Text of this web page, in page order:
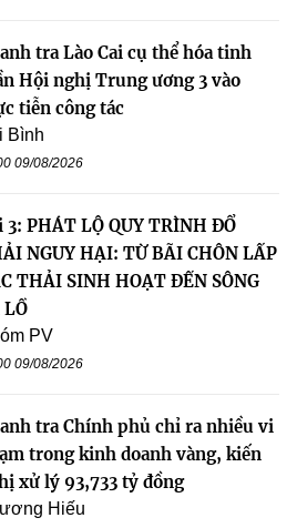
tra Lào Cai cụ thể hóa tinh
Hội nghị Trung ương 3 vào
tiễn công tác
Bình
09/08/2026
3: PHÁT LỘ QUY TRÌNH ĐỔ
NGUY HẠI: TỪ BÃI CHÔN LẤP
THẢI SINH HOẠT ĐẾN SÔNG
LỒ
PV
09/08/2026
tra Chính phủ chỉ ra nhiều vi
trong kinh doanh vàng, kiến
xử lý 93,733 tỷ đồng
Hiếu